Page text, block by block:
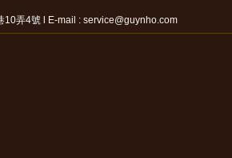
10弄4號 l E-mail : service@guynho.com